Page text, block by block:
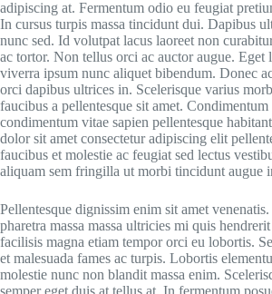
adipiscing at. Fermentum odio eu feugiat
In cursus turpis massa tincidunt dui. Dapibus
nunc sed. Id volutpat lacus laoreet non
ac tortor. Non tellus orci ac auctor augue. Eget
viverra ipsum nunc aliquet bibendum. Donec
orci dapibus ultrices in. Scelerisque varius
faucibus a pellentesque sit amet. Condimentum
condimentum vitae sapien pellentesque
dolor sit amet consectetur adipiscing elit
faucibus et molestie ac feugiat sed lectus
aliquam sem fringilla ut morbi tincidunt augue
Pellentesque dignissim enim sit amet venenatis.
pharetra massa massa ultricies mi quis
facilisis magna etiam tempor orci eu lobortis.
et malesuada fames ac turpis. Lobortis
molestie nunc non blandit massa enim.
semper eget duis at tellus at. In fermentum